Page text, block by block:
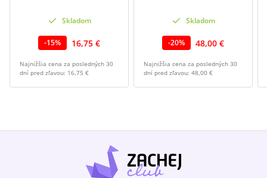
Skladom
-15% 16,75 €
Najnižšia cena za posledných 30
dní pred zľavou: 16,75 €
Skladom
-20% 48,00 €
Najnižšia cena za posledných 30
dní pred zľavou: 48,00 €